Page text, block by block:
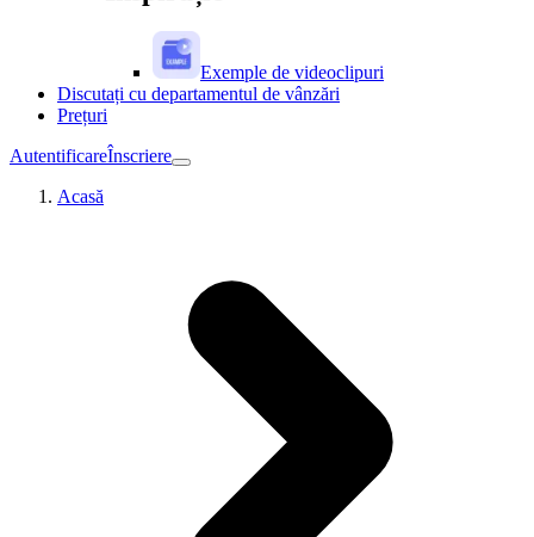
Exemple de videoclipuri
Discutați cu departamentul de vânzări
Prețuri
AutentificareÎnscriere
Acasă